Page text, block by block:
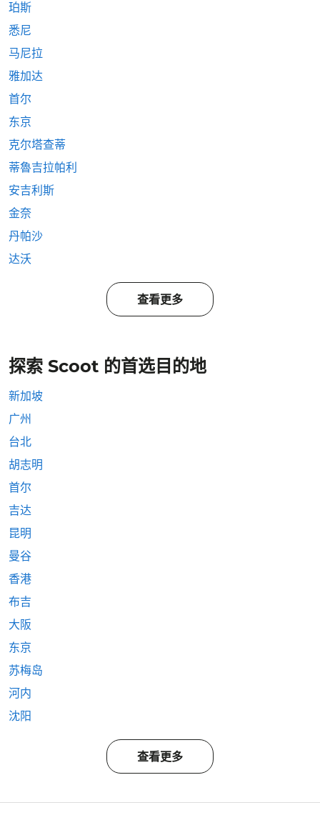
珀斯
悉尼
马尼拉
雅加达
首尔
东京
克尔塔查蒂
蒂魯吉拉帕利
安吉利斯
金奈
丹帕沙
达沃
查看更多
探索 Scoot 的首选目的地
新加坡
广州
台北
胡志明
首尔
吉达
昆明
曼谷
香港
布吉
大阪
东京
苏梅岛
河内
沈阳
查看更多